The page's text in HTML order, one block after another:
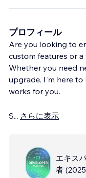
プロフィール
Are you looking to
custom features or a
Whether you need
upgrade, I'm here
works for you.
S... さらに表示
エキス
者 (2025